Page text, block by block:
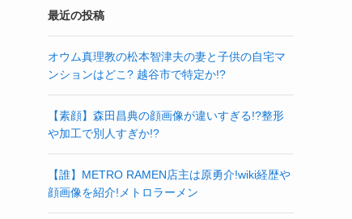
最近の投稿
オウム真理教の松本智津夫の妻と子供の自宅マ
ンションはどこ? 越谷市で特定か!?
【素顔】森田昌典の顔画像が違いすぎる!?整形
や加工で別人すぎか!?
【誰】METRO RAMEN店主は原勇介!wiki経歴や
顔画像を紹介!メトロラーメン